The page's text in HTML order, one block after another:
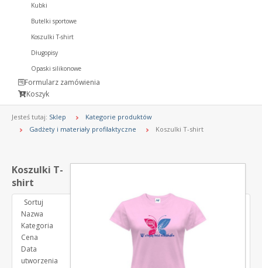
Kubki
Butelki sportowe
Koszulki T-shirt
Długopisy
Opaski silikonowe
Formularz zamówienia
Koszyk
Jesteś tutaj: Sklep
Kategorie produktów
Gadżety i materiały profilaktyczne
Koszulki T-shirt
Koszulki T-
shirt
Sortuj
Nazwa
Kategoria
Cena
Data
utworzenia